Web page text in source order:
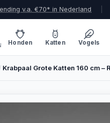
v.a. €70* in Nederland
Honden Katten Vogels
/ Krabpaal Grote Katten 160 cm